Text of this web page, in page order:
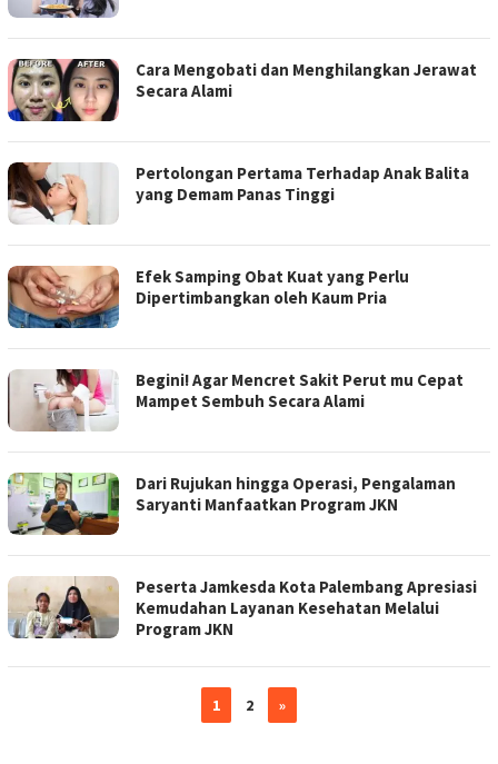
Cara Mengobati dan Menghilangkan Jerawat
Secara Alami
Pertolongan Pertama Terhadap Anak Balita
yang Demam Panas Tinggi
Efek Samping Obat Kuat yang Perlu
Dipertimbangkan oleh Kaum Pria
Begini! Agar Mencret Sakit Perut mu Cepat
Mampet Sembuh Secara Alami
Dari Rujukan hingga Operasi, Pengalaman
Saryanti Manfaatkan Program JKN
Peserta Jamkesda Kota Palembang Apresiasi
Kemudahan Layanan Kesehatan Melalui
Program JKN
1 2 »